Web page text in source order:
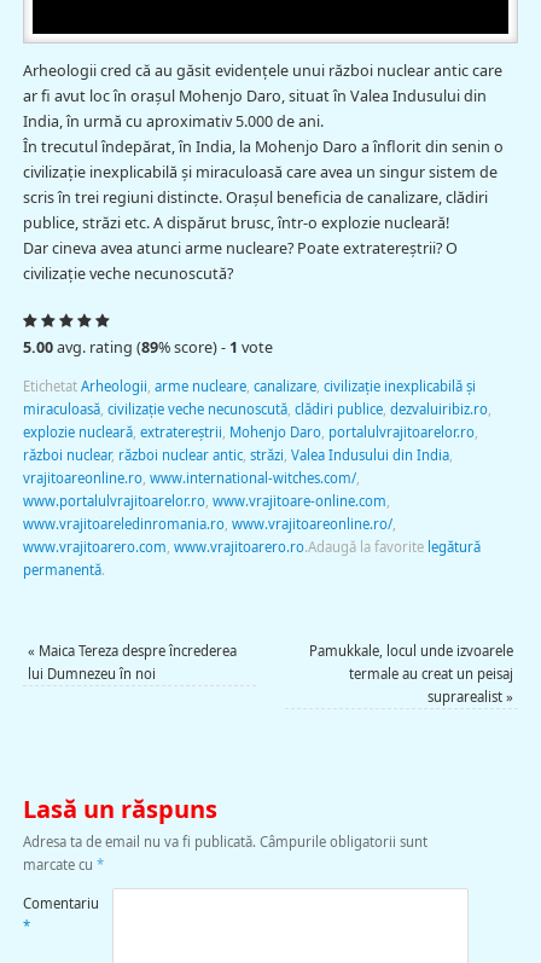
Arheologii cred că au găsit evidenţele unui război nuclear antic care
ar fi avut loc în oraşul Mohenjo Daro, situat în Valea Indusului din
India, în urmă cu aproximativ 5.000 de ani.
În trecutul îndepărat, în India, la Mohenjo Daro a înflorit din senin o
civilizaţie inexplicabilă şi miraculoasă care avea un singur sistem de
scris în trei regiuni distincte. Oraşul beneficia de canalizare, clădiri
publice, străzi etc. A dispărut brusc, într-o explozie nucleară!
Dar cineva avea atunci arme nucleare? Poate extratereştrii? O
civilizaţie veche necunoscută?
5.00avg. rating (89% score) - 1 vote
Etichetat Arheologii, arme nucleare, canalizare, civilizaţie inexplicabilă şi
miraculoasă, civilizaţie veche necunoscută, clădiri publice, dezvaluiribiz.ro,
explozie nucleară, extratereştrii, Mohenjo Daro, portalulvrajitoarelor.ro,
război nuclear, război nuclear antic, străzi, Valea Indusului din India,
vrajitoareonline.ro, www.international-witches.com/,
www.portalulvrajitoarelor.ro, www.vrajitoare-online.com,
www.vrajitoareledinromania.ro, www.vrajitoareonline.ro/,
www.vrajitoarero.com, www.vrajitoarero.ro.Adaugă la favorite legătură
permanentă.
« Maica Tereza despre încrederea
lui Dumnezeu în noi
Pamukkale, locul unde izvoarele
termale au creat un peisaj
suprarealist»
Lasă un răspuns
Adresa ta de email nu va fi publicată. Câmpurile obligatorii sunt
marcate cu *
Comentariu
*